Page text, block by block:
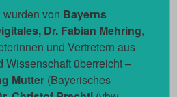
von Bayerns
Dr. Fabian Mehring,
und Vertretern aus
Wissenschaft überreicht –
Mutter (Bayerisches